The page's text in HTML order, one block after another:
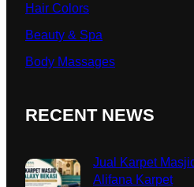
Hair Colors
Beauty & Spa
Body Massages
RECENT NEWS
Jual Karpet
Alifana Karpet